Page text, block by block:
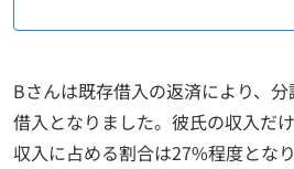
Bさんは既存借入の返済により、
借入となりました。彼氏の収入だ
収入に占める割合は27%程度とな